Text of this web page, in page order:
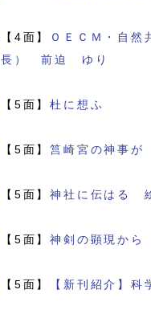
【4面】
ＯＥＣＭ・自
長） 前迫 ゆり
【5面】杜に想ふ
【5面】筥崎宮の神事
【5面】神社に伝はる
【5面】神剣の顕現か
【5面】 【新刊紹介】